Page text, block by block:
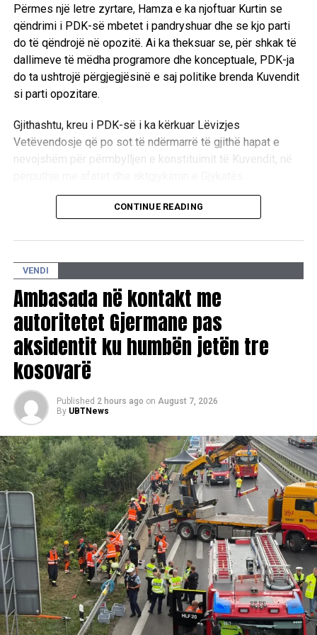
Përmes një letre zyrtare, Hamza e ka njoftuar Kurtin se
qëndrimi i PDK-së mbetet i pandryshuar dhe se kjo parti
do të qëndrojë në opozitë. Ai ka theksuar se, për shkak të
dallimeve të mëdha programore dhe konceptuale, PDK-ja
do ta ushtrojë përgjegjësinë e saj politike brenda Kuvendit
si parti opozitare.
Gjithashtu, kreu i PDK-së i ka kërkuar Lëvizjes
Vetëvendosje që po sot të ndërmarrë të gjithë hapat e
nevojshëm për përmbylljen e konstituimit të Kuvendit, në
Kushtetuese, në mënyrë që t’i hapet rrugë krijimit të
institucioneve të reja. /Ekonomia online/
CONTINUE READING
VENDI
Ambasada në kontakt me
autoritetet Gjermane pas
aksidentit ku humbën jetën tre
kosovarë
Published 2 hours ago on August 7, 2026
By UBTNews